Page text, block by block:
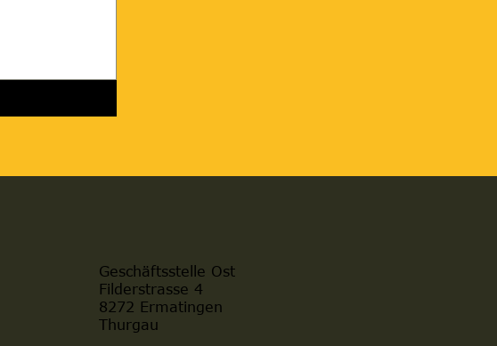
Geschäftsstelle Ost
Filderstrasse 4
8272 Ermatingen
Thurgau